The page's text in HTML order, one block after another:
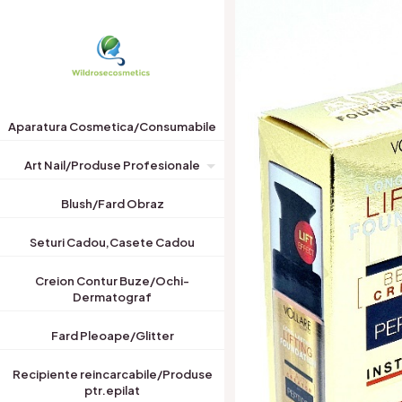
Aparatura Cosmetica/Consumabile
Art Nail/Produse Profesionale
Blush/Fard Obraz
Seturi Cadou,Casete Cadou
Creion Contur Buze/Ochi-
Dermatograf
Fard Pleoape/Glitter
Recipiente reincarcabile/Produse
ptr.epilat